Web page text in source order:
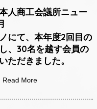
人商工会議所ニュー
にて、本年度2回目の
、30名を越す会員の
ただきました。
Read More